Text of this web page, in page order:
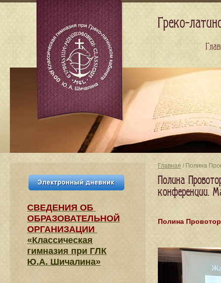
Главная / Полина
Полина
конференции.
Полина
СВЕДЕНИЯ​ ОБ
ОБРАЗОВАТЕЛЬНОЙ
ОРГАНИЗАЦИИ
«Классическая
гимназия при ГЛК
Ю.А. Шичалина»
Греко-